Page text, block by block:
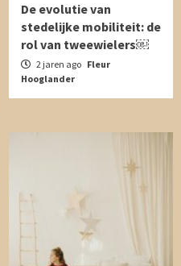
De evolutie van
stedelijke mobiliteit: de
rol van tweewielers￼
2 jaren ago Fleur
Hooglander